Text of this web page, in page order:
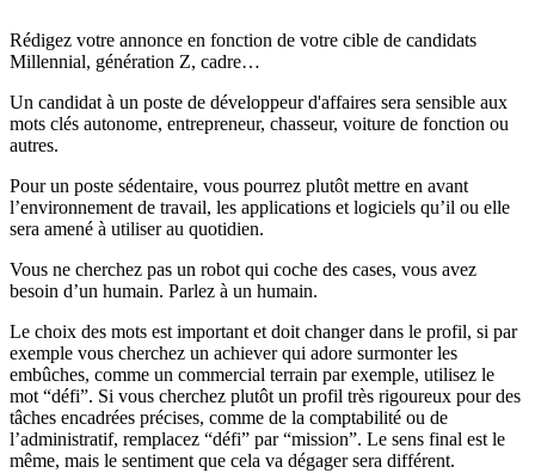
Rédigez votre annonce en fonction de votre cible de candidats
Millennial, génération Z, cadre…
Un candidat à un poste de développeur d'affaires sera sensible aux
mots clés autonome, entrepreneur, chasseur, voiture de fonction ou
autres.
Pour un poste sédentaire, vous pourrez plutôt mettre en avant
l’environnement de travail, les applications et logiciels qu’il ou elle
sera amené à utiliser au quotidien.
Vous ne cherchez pas un robot qui coche des cases, vous avez
besoin d’un humain. Parlez à un humain.
Le choix des mots est important et doit changer dans le profil, si par
exemple vous cherchez un achiever qui adore surmonter les
embûches, comme un commercial terrain par exemple, utilisez le
mot “défi”. Si vous cherchez plutôt un profil très rigoureux pour des
tâches encadrées précises, comme de la comptabilité ou de
l’administratif, remplacez “défi” par “mission”. Le sens final est le
même, mais le sentiment que cela va dégager sera différent.